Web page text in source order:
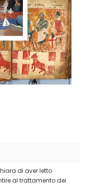
di aver letto
al trattamento dei